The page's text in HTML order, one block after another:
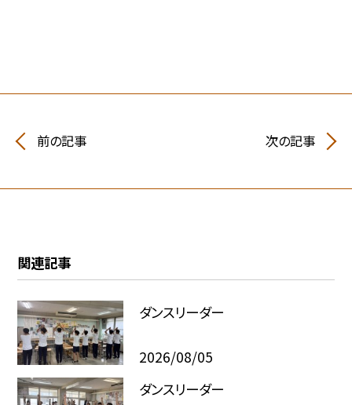
前の記事 次の記事
関連記事
ダンスリーダー
2026/08/05
ダンスリーダー